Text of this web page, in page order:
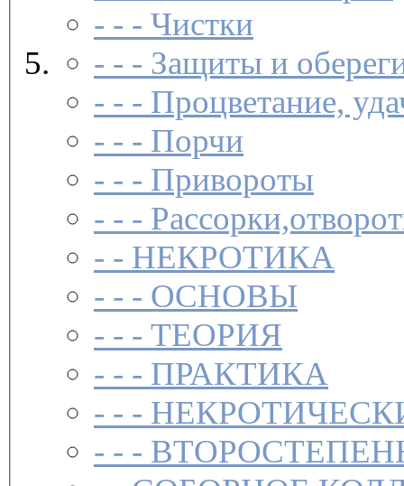
- - - Чистки­
- - - Защиты и
- - - Процветание,
- - - Порчи­
- - - Привороты­
- - -
- - НЕКРОТИКА
- - - ОСНОВЫ
- - - ТЕОРИЯ
- - - ПРАКТИКА
- - -
- - -